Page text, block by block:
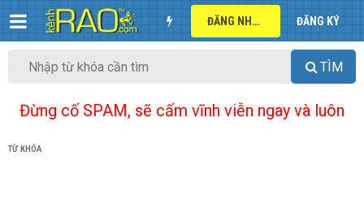
ĐĂNG NHẬP ĐĂNG KÝ
TÌM
Đừng cố SPAM, sẽ cấm vĩnh viễn ngay và luôn
TỪ KHÓA